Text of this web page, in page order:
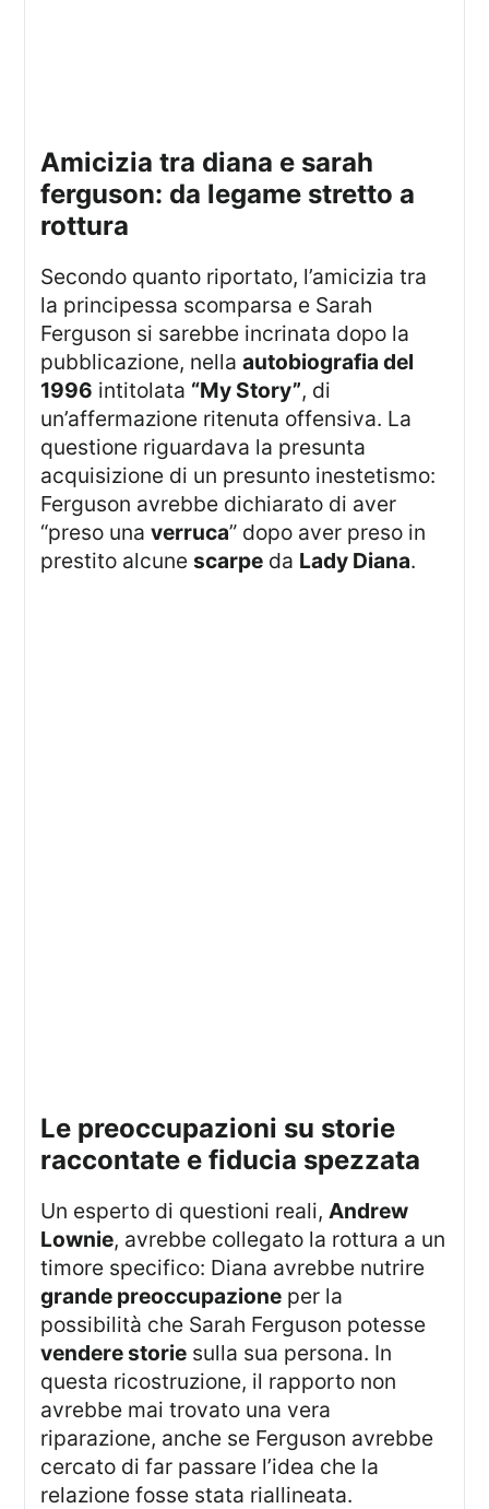
amicizia tra diana e sarah
ferguson: da legame stretto a
rottura
Secondo quanto riportato, l’amicizia tra
la principessa scomparsa e Sarah
Ferguson si sarebbe incrinata dopo la
pubblicazione, nellaautobiografia del
1996 intitolata “My Story”, di
un’affermazione ritenuta offensiva. La
questione riguardava la presunta
acquisizione di un presunto inestetismo:
Ferguson avrebbe dichiarato di aver
“preso unaverruca” dopo aver preso in
prestito alcunescarpe da Lady Diana.
le preoccupazioni su storie
raccontate e fiducia spezzata
Un esperto di questioni reali,Andrew
Lownie, avrebbe collegato la rottura a un
timore specifico: Diana avrebbe nutrire
grande preoccupazione per la
possibilità che Sarah Ferguson potesse
vendere storie sulla sua persona. In
questa ricostruzione, il rapporto non
avrebbe mai trovato una vera
riparazione, anche se Ferguson avrebbe
cercato di far passare l’idea che la
relazione fosse stata riallineata.